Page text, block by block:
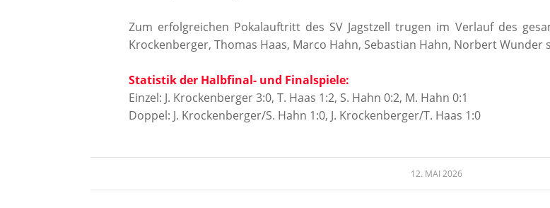
Zum erfolgreichen Pokalauftritt des SV Jagstzell trugen im Verlauf des
Krockenberger, Thomas Haas, Marco Hahn, Sebastian Hahn, Norbert Wunder
Statistik der Halbfinal- und Finalspiele:
Einzel: J. Krockenberger 3:0, T. Haas 1:2, S. Hahn 0:2, M. Hahn 0:1
Doppel: J. Krockenberger/S. Hahn 1:0, J. Krockenberger/T. Haas 1:0
12. MAI 2026